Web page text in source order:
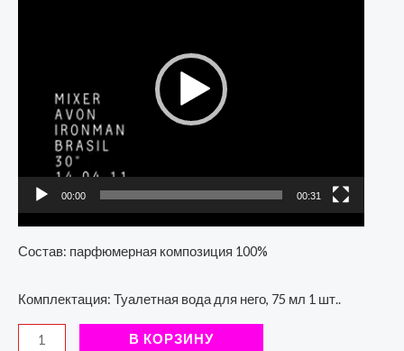
00:00 00:31
Состав: парфюмерная композиция 100%
Комплектация: Туалетная вода для него, 75 мл 1 шт..
В КОРЗИНУ